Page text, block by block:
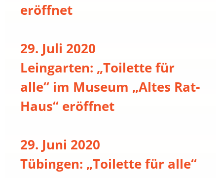
eröffnet
29. Juli 2020
Leingarten: „Toilette für
alle“ im Museum „Altes Rat-
Haus“ eröffnet
29. Juni 2020
Tübingen: „Toilette für alle“